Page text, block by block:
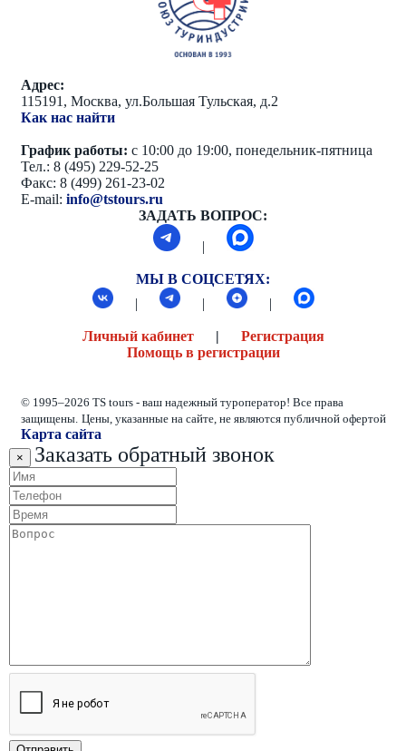
Адрес:
115191, Москва, ул.Большая Тульская, д.2
Как нас найти
График работы: с 10:00 до 19:00, понедельник-пятница
Тел.: 8 (495) 229-52-25
Факс: 8 (499) 261-23-02
E-mail: info@tstours.ru
ЗАДАТЬ ВОПРОС:
|
МЫ В СОЦСЕТЯХ:
|
| |
Личный кабинет| Регистрация
Помощь в регистрации
© 1995–2026 TS tours - ваш надежный туроператор! Все права
защищены. Цены, указанные на сайте, не являются публичной офертой
Карта сайта
× Заказать обратный звонок